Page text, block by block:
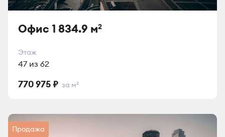
Офис 1 834.9 м2
Этаж
47 из 62
770 975 ₽ за м2
Продажа